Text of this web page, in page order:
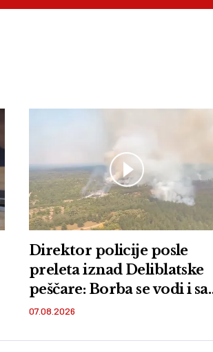
Direktor policije posle
preleta iznad Deliblatske
peščare: Borba se vodi i sa
zemlje i iz vazduha
07.08.2026